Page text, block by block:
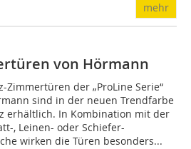
mehr
von Hörmann
Zimmertüren der „ProLine Serie“
sind in der neuen Trendfarbe
erhältlich. In Kombina­tion mit der
, Leinen- oder Schiefer-
wirken die Türen besonders...